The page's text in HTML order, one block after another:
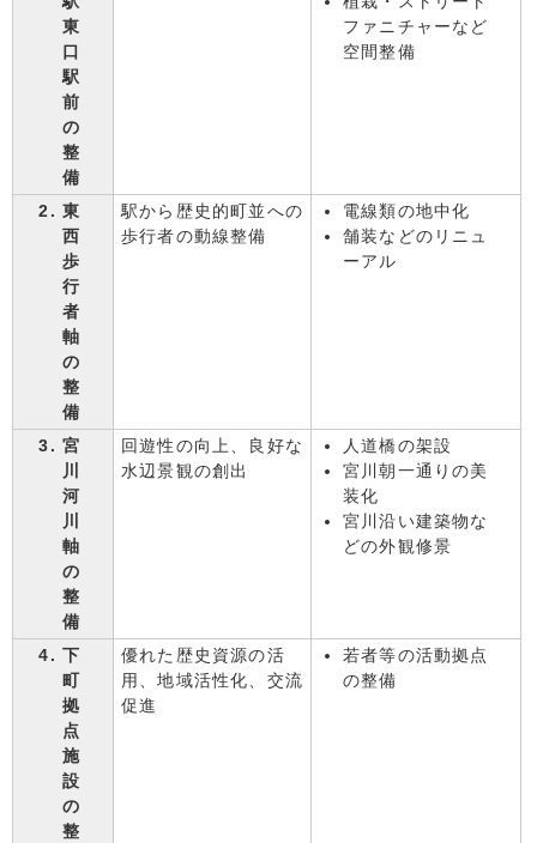
東
口
駅
前
の
整
備
ファニチャーなど
空間整備
東
西
歩
行
者
軸
の
整
備
駅から歴史的町並への
歩行者の動線整備
電線類の地中化
舗装などのリニュ
ーアル
宮
川
河
川
軸
の
整
備
回遊性の向上、良好な
水辺景観の創出
人道橋の架設
宮川朝一通りの美
装化
宮川沿い建築物な
どの外観修景
下
町
拠
点
施
設
の
整
優れた歴史資源の活
用、地域活性化、交流
促進
若者等の活動拠点
の整備